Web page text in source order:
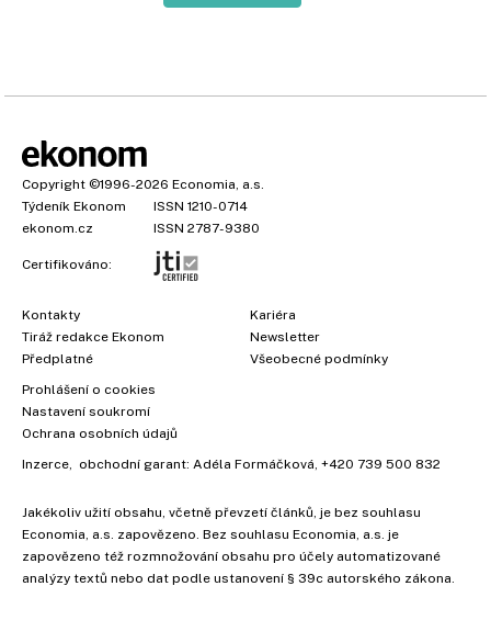
Copyright ©1996-2026 Economia, a.s.
Týdeník Ekonom
ISSN 1210-0714
ekonom.cz
ISSN 2787-9380
Certifikováno:
Kontakty
Tiráž redakce Ekonom
Předplatné
Kariéra
Newsletter
Všeobecné podmínky
Prohlášení o cookies
Nastavení soukromí
Ochrana osobních údajů
Inzerce , obchodní garant: Adéla Formáčková +420 739 500 832
Jakékoliv užití obsahu, včetně převzetí článků, je bez souhlasu
Economia, a.s. zapovězeno. Bez souhlasu Economia, a.s. je
zapovězeno též rozmnožování obsahu pro účely automatizované
analýzy textů nebo dat podle ustanovení § 39c autorského zákona.